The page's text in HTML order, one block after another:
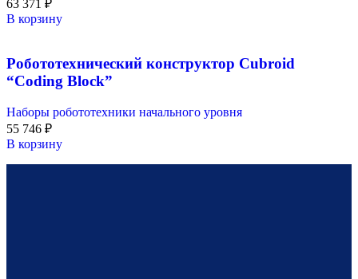
63 371 ₽
В корзину
Робототехнический конструктор Cubroid
“Coding Block”
Наборы робототехники начального уровня
55 746 ₽
В корзину